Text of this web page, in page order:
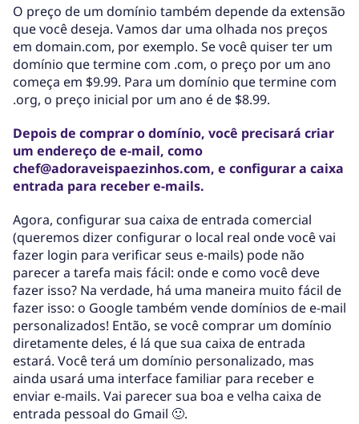
O preço de um domínio também depende da extensão
que você deseja. Vamos dar uma olhada nos preços
em domain.com, por exemplo. Se você quiser ter um
domínio que termine com .com, o preço por um ano
começa em $9.99. Para um domínio que termine com
.org, o preço inicial por um ano é de $8.99.
Depois de comprar o domínio, você precisará criar
um endereço de e-mail, como
chef@adoraveispaezinhos.com, e configurar a caixa
entrada para receber e-mails.
Agora, configurar sua caixa de entrada comercial
(queremos dizer configurar o local real onde você vai
fazer login para verificar seus e-mails) pode não
parecer a tarefa mais fácil: onde e como você deve
fazer isso? Na verdade, há uma maneira muito fácil de
fazer isso: o Google também vende domínios de e-mail
personalizados! Então, se você comprar um domínio
diretamente deles, é lá que sua caixa de entrada
estará. Você terá um domínio personalizado, mas
ainda usará uma interface familiar para receber e
enviar e-mails. Vai parecer sua boa e velha caixa de
entrada pessoal do Gmail 🙂.